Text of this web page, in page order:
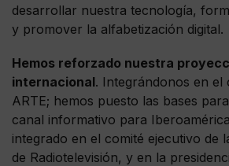
desarrollar nuestra tecnología,
y promover la alfabetización digital.
Hemos reforzado nuestra
internacional. Integrándonos en el
ARTE; hemos puesto las bases
canal informativo para
integrado en el comité ejecutivo de
de Radiotelevisión, y en la